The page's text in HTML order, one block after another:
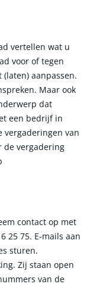
vertellen wat u
voor of tegen
aanpassen.
Maar ook
dat
een bedrijf in
vergaderingen van
de vergadering
contact op met
25 75. E-mails aan
sturen.
Zij staan open
van de